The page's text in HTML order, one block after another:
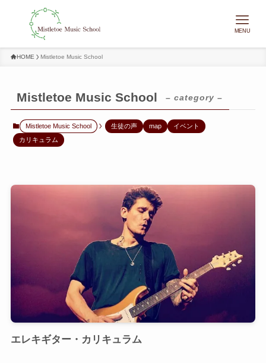
MENU
HOME Mistletoe Music School
Mistletoe Music School – category –
Mistletoe Music School 生徒の声 map
イベント
カリキュラム
エレキギター・カリキュラム